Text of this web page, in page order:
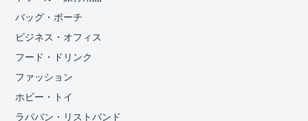
バッグ・ポーチ
ビジネス・オフィス
フード・ドリンク
ファッション
ホビー・トイ
ラババン・リストバンド